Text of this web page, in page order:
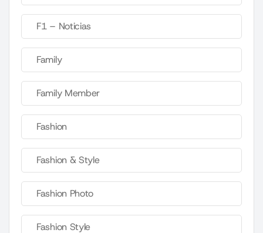
F1 – Noticias
Family
Family Member
Fashion
Fashion & Style
Fashion Photo
Fashion Style